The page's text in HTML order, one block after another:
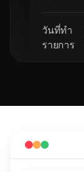
วันที่ทำ
รายการ